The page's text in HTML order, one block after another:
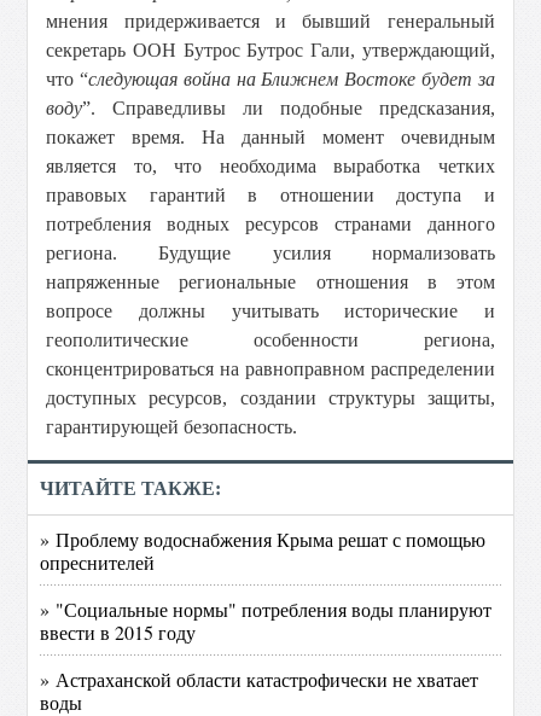
мнения придерживается и бывший генеральный
секретарь ООН Бутрос Бутрос Гали, утверждающий,
что “следующая война на Ближнем Востоке будет за
воду”. Справедливы ли подобные предсказания,
покажет время. На данный момент очевидным
является то, что необходима выработка четких
правовых гарантий в отношении доступа и
потребления водных ресурсов странами данного
региона. Будущие усилия нормализовать
напряженные региональные отношения в этом
вопросе должны учитывать исторические и
геополитические особенности региона,
сконцентрироваться на равноправном распределении
доступных ресурсов, создании структуры защиты,
гарантирующей безопасность.
ЧИТАЙТЕ ТАКЖЕ:
» Проблему водоснабжения Крыма решат с помощью
опреснителей
» "Социальные нормы" потребления воды планируют
ввести в 2015 году
» Астраханской области катастрофически не хватает
воды